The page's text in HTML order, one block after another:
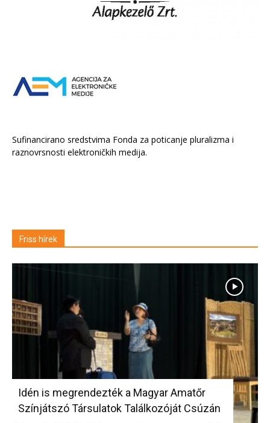
Sufinancirano sredstvima Fonda za poticanje pluralizma i
raznovrsnosti elektroničkih medija.
Friss hírek
Idén is megrendezték a Magyar Amatőr
Színjátszó Társulatok Találkozóját Csúzán